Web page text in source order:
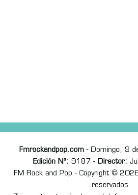
Fmrockandpop.com- Domingo, 9
Edición Nº: 9187 - Director:
FM Rock and Pop - Copyright ©
reservados